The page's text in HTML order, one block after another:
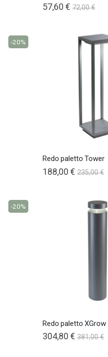
57,60 € 72,00 €
-20%
Redo paletto Tower
188,00 € 235,00 €
-20%
Redo paletto XGrow
304,80 € 381,00 €